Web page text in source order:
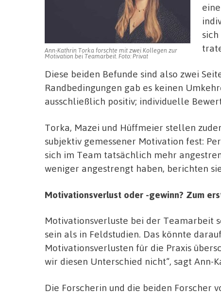
Ann-Kathrin Torka forschte mit zwei Kollegen zur
Motivation bei Teamarbeit. Foto: Privat
Diese beiden Befunde sind also zwei
Randbedingungen gab es keinen
ausschließlich positiv; individuelle
Torka, Mazei und Hüffmeier stellen
subjektiv gemessener Motivation fest:
sich im Team tatsächlich mehr
weniger angestrengt haben, berichten
Motivationsverlust oder -gewinn? Zum
Motivationsverluste bei der Teamarbeit
sein als in Feldstudien. Das könnte
Motivationsverlusten für die Praxis
wir diesen Unterschied nicht“, sagt Ann-
Die Forscherin und die beiden Forscher